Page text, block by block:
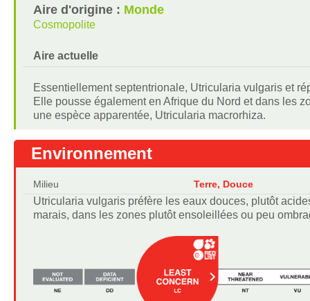
Aire d'origine : Monde
Cosmopolite
Aire actuelle
Essentiellement septentrionale, Utricularia vulgaris et
Elle pousse également en Afrique du Nord et dans les
une espèce apparentée, Utricularia macrorhiza.
Environnement
Milieu Terre, Douce
Utricularia vulgaris préfère les eaux douces, plutôt
marais, dans les zones plutôt ensoleillées ou peu